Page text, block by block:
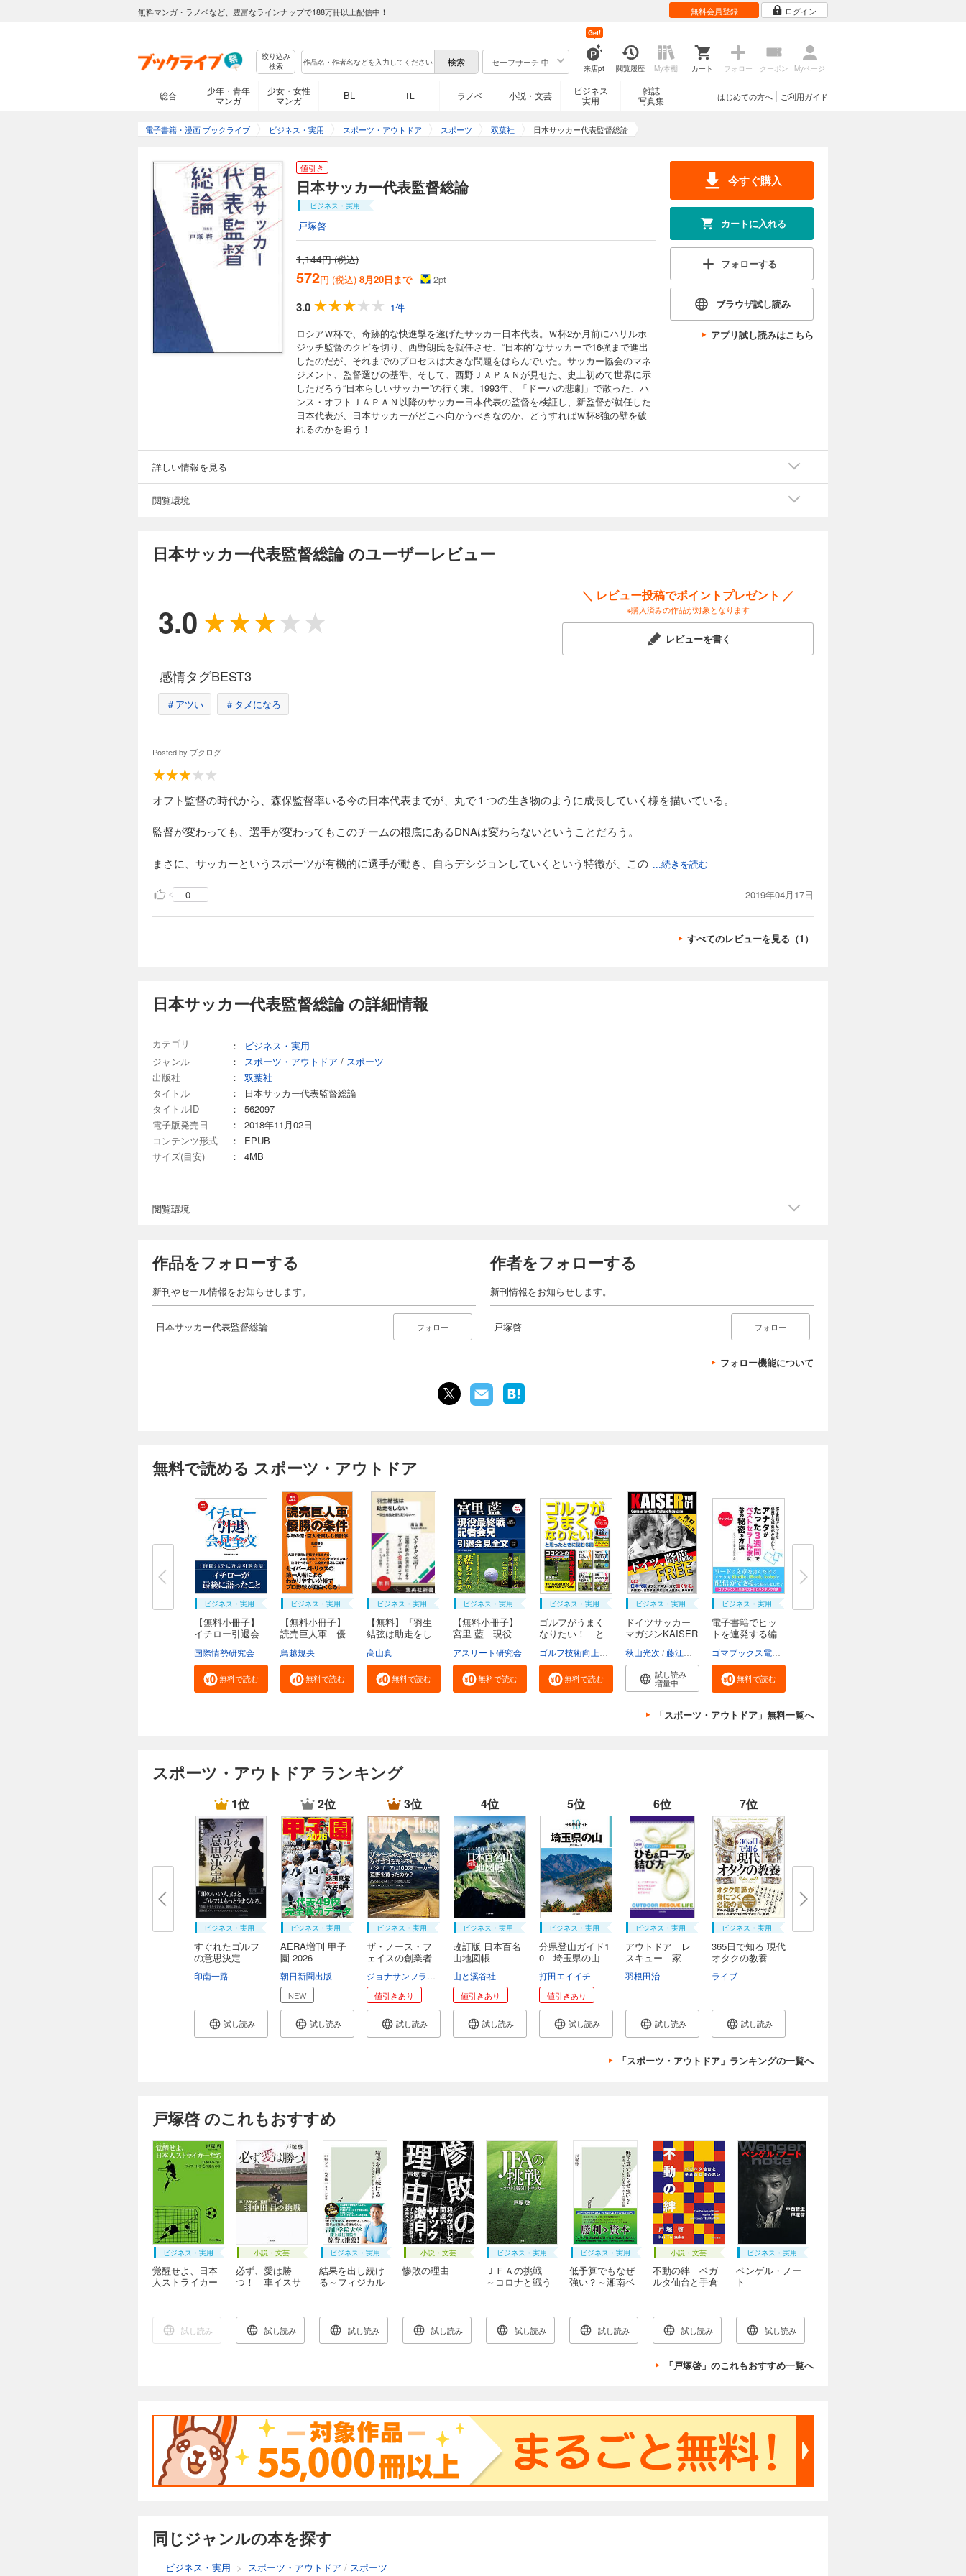
無料マンガ・ラノベなど、豊富なラインナップで188万冊以上配信中！ 無料会員登録 ログイン
絞り込み
検索
セーフサーチ 中
来店pt
Get!
閲覧履歴 My本棚 カート フォロー クーポン Myページ
総合
少年・青年
マンガ
少女・女性
マンガ
BL TL ラノベ 小説・文芸
ビジネス
実用
雑誌
写真集
ご利用ガイド
はじめての方へ
電子書籍・漫画 ブックライブ ビジネス・実用 スポーツ・アウトドア スポーツ 双葉社 日本サッカー代表監督総論
値引き
日本サッカー代表監督総論
ビジネス・実用
戸塚啓
1,144円 (税込)
572円 (税込) 8月20日まで 2pt
3.0
1件
ロシアＷ杯で、奇跡的な快進撃を遂げたサッカー日本代表。Ｗ杯2か月前にハリルホ
ジッチ監督のクビを切り、西野朗氏を就任させ、“日本的”なサッカーで16強まで進出
したのだが、それまでのプロセスは大きな問題をはらんでいた。サッカー協会のマネ
ジメント、監督選びの基準、そして、西野ＪＡＰＡＮが見せた、史上初めて世界に示
しただろう“日本らしいサッカー”の行く末。1993年、「ドーハの悲劇」で散った、ハ
ンス・オフトＪＡＰＡＮ以降のサッカー日本代表の監督を検証し、新監督が就任した
日本代表が、日本サッカーがどこへ向かうべきなのか、どうすればＷ杯8強の壁を破
れるのかを追う！
今すぐ購入
カートに入れる
フォローする
ブラウザ試し読み
アプリ試し読みはこちら
詳しい情報を見る
閲覧環境
日本サッカー代表監督総論 のユーザーレビュー
3.0
＼ レビュー投稿でポイントプレゼント ／
※購入済みの作品が対象となります
レビューを書く
感情タグBEST3
＃アツい ＃タメになる
Posted by ブクログ
オフト監督の時代から、森保監督率いる今の日本代表までが、丸で１つの生き物のように成長していく様を描いている。
監督が変わっても、選手が変わってもこのチームの根底にあるDNAは変わらないということだろう。
まさに、サッカーというスポーツが有機的に選手が動き、自らデシジョンしていくという特徴が、この ...続きを読む
0 2019年04月17日
すべてのレビューを見る（1）
日本サッカー代表監督総論 の詳細情報
カテゴリ ：
ビジネス・実用
ジャンル
： スポーツ・アウトドア / スポーツ
出版社
：
双葉社
タイトル
：
日本サッカー代表監督総論
タイトルID
：
562097
電子版発売日
：
2018年11月02日
コンテンツ形式
：
EPUB
サイズ(目安)
： 4MB
閲覧環境
作品をフォローする
新刊やセール情報をお知らせします。
日本サッカー代表監督総論 フォロー
作者をフォローする
新刊情報をお知らせします。
戸塚啓 フォロー
フォロー機能について
無料で読める スポーツ・アウトドア
ビジネス・実用
【無料小冊子】
イチロー引退会
国際情勢研究会
無料で読む
ビジネス・実用
【無料小冊子】
読売巨人軍 優
鳥越規央
無料で読む
ビジネス・実用
【無料】『羽生
結弦は助走をし
高山真
無料で読む
ビジネス・実用
【無料小冊子】
宮里 藍 現役
アスリート研究会
無料で読む
ビジネス・実用
ゴルフがうまく
なりたい！ と
無料で読む
ビジネス・実用
ドイツサッカー
マガジンKAISER
秋山光次 藤江直人 北川外志廣
試し読み
増量中
ビジネス・実用
電子書籍でヒッ
トを連発する編
無料で読む
「スポーツ・アウトドア」無料一覧へ
スポーツ・アウトドア ランキング
1位
ビジネス・実用
すぐれたゴルフ
の意思決定
印南一路
試し読み
2位
ビジネス・実用
AERA増刊 甲子
園 2026
朝日新聞出版
NEW
試し読み
3位
ビジネス・実用
ザ・ノース・フ
ェイスの創業者
井口耕二
値引きあり
試し読み
4位
ビジネス・実用
改訂版 日本百名
山地図帳
山と溪谷社
値引きあり
試し読み
5位
ビジネス・実用
分県登山ガイド1
0 埼玉県の山
打田エイイチ
値引きあり
試し読み
6位
ビジネス・実用
アウトドア レ
スキュー 家
羽根田治
試し読み
7位
ビジネス・実用
365日で知る 現代
オタクの教養
ライブ
試し読み
「スポーツ・アウトドア」ランキングの一覧へ
戸塚啓 のこれもおすすめ
ビジネス・実用
覚醒せよ、日本
人ストライカー
試し読み
小説・文芸
必ず、愛は勝
つ！ 車イスサ
試し読み
ビジネス・実用
結果を出し続け
る～フィジカル
試し読み
小説・文芸
惨敗の理由
試し読み
ビジネス・実用
ＪＦＡの挑戦
～コロナと戦う
試し読み
ビジネス・実用
低予算でもなぜ
強い？～湘南ベ
地～
試し読み
小説・文芸
不動の絆 ベガ
ルタ仙台と手倉
試し読み
ビジネス・実用
ベンゲル・ノー
ト
試し読み
「戸塚啓」のこれもおすすめ一覧へ
同じジャンルの本を探す
ビジネス・実用 > スポーツ・アウトドア / スポーツ